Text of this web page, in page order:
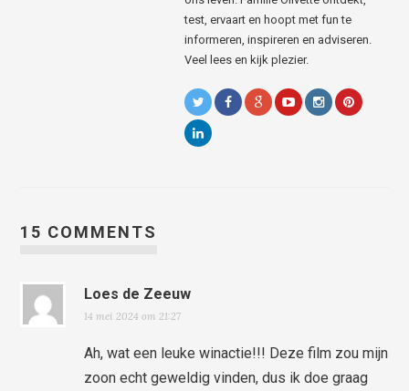
test, ervaart en hoopt met fun te
informeren, inspireren en adviseren.
Veel lees en kijk plezier.
15 COMMENTS
Loes de Zeeuw
14 mei 2024 om 21:27
Ah, wat een leuke winactie!!! Deze film zou mijn
zoon echt geweldig vinden, dus ik doe graag